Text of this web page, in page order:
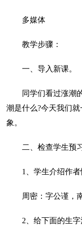
多媒体
教学步骤：
一、导入新课。
同学们看过涨潮的
潮是什么?今天我们
象。
二、检查学生预习
1、学生介绍作者
周密：字公谨，南
2、给下面的生字